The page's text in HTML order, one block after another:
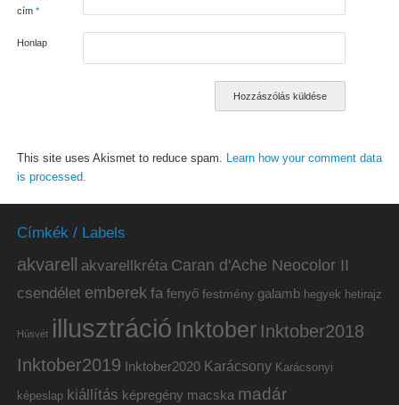
cím *
Honlap
This site uses Akismet to reduce spam.
Learn how your comment data
is processed.
Címkék / Labels
akvarell akvarellkréta Caran d'Ache Neocolor II
csendélet emberek fa fenyő festmény galamb hegyek hetirajz
Húsvét illusztráció Inktober Inktober2018
Inktober2019 Inktober2020 Karácsony Karácsonyi
képeslap kiállítás képregény macska madár